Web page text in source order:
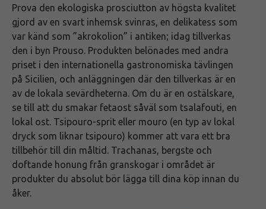
Prova den ekologiska prosciutton av högsta kvalitet
gjord av en svart inhemsk svinras, en delikatess som
var känd som ”akrokolion” i antiken; idag tillverkas
den i byn Prouso. Produkten belönades med andra
priset i den internationella gastronomiska tävlingen
på Sicilien, och anläggningen där den tillverkas är en
av de lokala sevärdheterna. Om du är en ostälskare,
se till att du smakar fetaost såväl som tsalafouti, en
lokal ost. Tsipouro-sprit eller mouro (en typ av lokal
dryck som liknar tsipouro) kommer att vara ett bra
tillbehör till din måltid. Trachanas, bergste och
doftande honung från granskogar i området är
produkter du absolut bör lägga till dina köp innan du
åker.